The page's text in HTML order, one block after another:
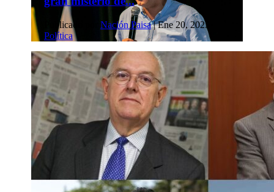
Publicado por Nación Paisa|Ene 20, 2025
Política